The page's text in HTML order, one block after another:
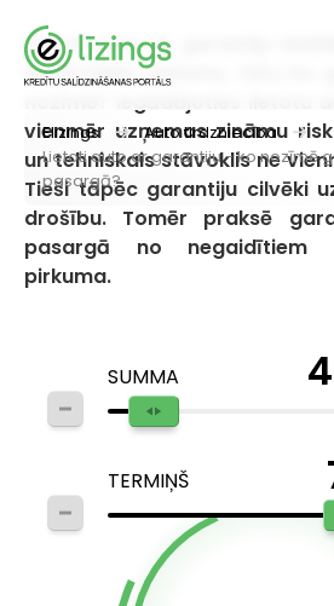
Elizings
Auto tirdzniecība
Lietoti auto ar garantiju - ko nozīmē
pasargā?
Lietoti auto ar garantiju
kā drošāks pirkums, taču ko
vienmēr uzņemas zināmu
un tehniskais stāvoklis ne
Tieši tāpēc garantiju cilvēki
drošību. Tomēr praksē
pasargā no negaidītiem
pirkuma.
SUMMA
TERMIŅŠ